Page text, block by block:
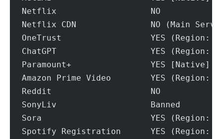
Netflix                   NO
Netflix CDN               NO (Main
OneTrust                  YES (Region: US
ChatGPT                   YES (Region:
Paramount+                YES [Native]
Amazon Prime Video        YES (Region:
Reddit                    NO
SonyLiv                   Banned
Sora                      YES (Region:
Spotify Registration      YES (Region: